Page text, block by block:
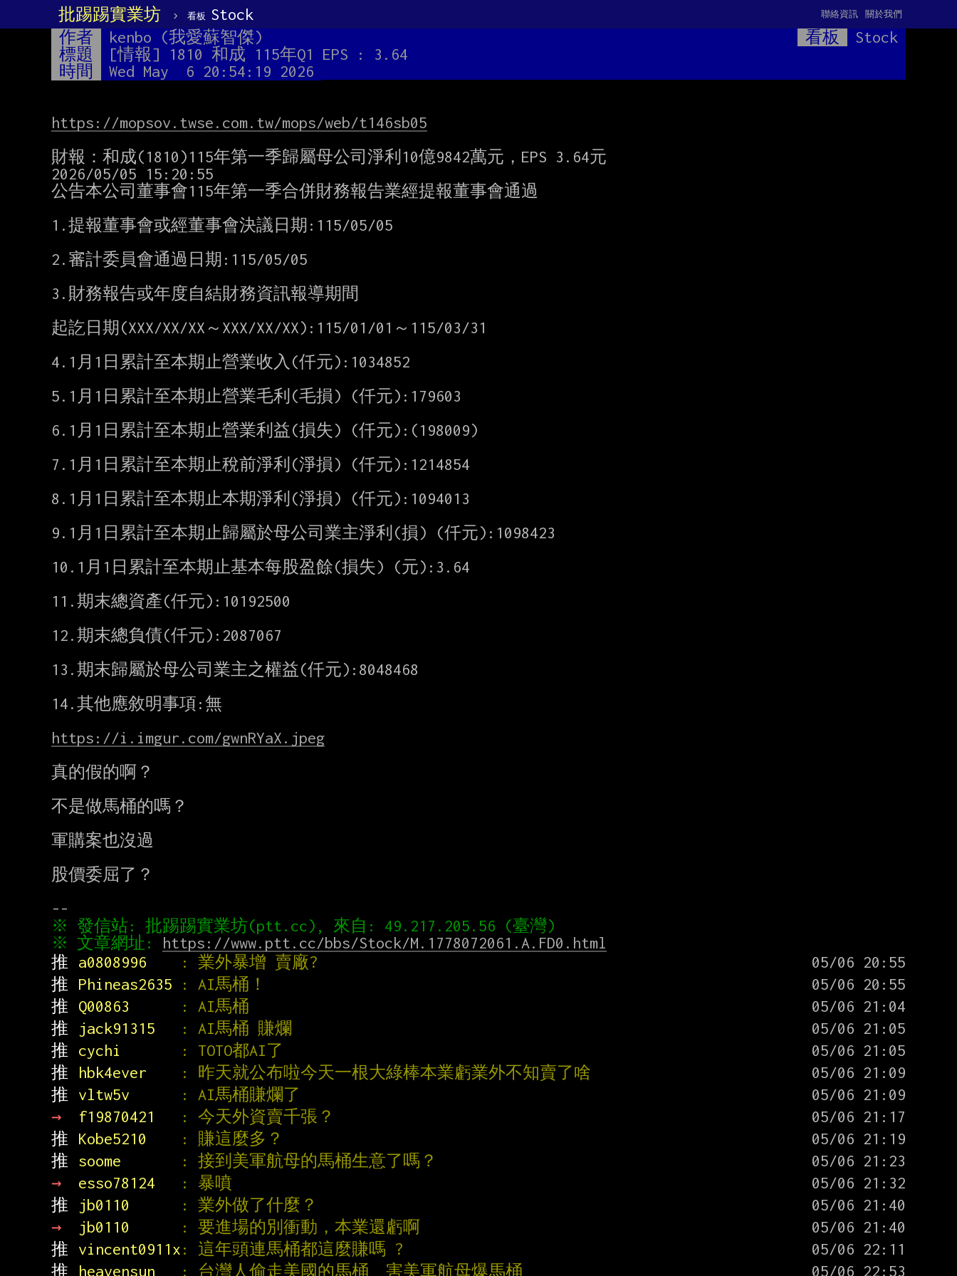
批踢踢實業坊 › 看板 Stock 關於我們
聯絡資訊
作者 kenbo (我愛蘇智傑) 看板
Stock
標題
[情報] 1810 和成 115年Q1 EPS : 3.64
時間
Wed May  6 20:54:19 2026
https://mopsov.twse.com.tw/mops/web/t146sb05
財報：和成(1810)115年第一季歸屬母公司淨利10億9842萬元，EPS 3.64元
2026/05/05 15:20:55
公告本公司董事會115年第一季合併財務報告業經提報董事會通過
1.提報董事會或經董事會決議日期:115/05/05
2.審計委員會通過日期:115/05/05
3.財務報告或年度自結財務資訊報導期間
起訖日期(XXX/XX/XX～XXX/XX/XX):115/01/01～115/03/31
4.1月1日累計至本期止營業收入(仟元):1034852
5.1月1日累計至本期止營業毛利(毛損) (仟元):179603
6.1月1日累計至本期止營業利益(損失) (仟元):(198009)
7.1月1日累計至本期止稅前淨利(淨損) (仟元):1214854
8.1月1日累計至本期止本期淨利(淨損) (仟元):1094013
9.1月1日累計至本期止歸屬於母公司業主淨利(損) (仟元):1098423
10.1月1日累計至本期止基本每股盈餘(損失) (元):3.64
11.期末總資產(仟元):10192500
12.期末總負債(仟元):2087067
13.期末歸屬於母公司業主之權益(仟元):8048468
14.其他應敘明事項:無
https://i.imgur.com/gwnRYaX.jpeg
真的假的啊？
不是做馬桶的嗎？
軍購案也沒過
股價委屈了？
※ 文章網址: https://www.ptt.cc/bbs/Stock/M.1778072061.A.FD0.html
推
a0808996 : 業外暴增 賣廠?
推
Phineas2635 : AI馬桶！
推
Q00863 : AI馬桶
推
jack91315 : AI馬桶 賺爛
推
cychi : TOTO都AI了
推
hbk4ever : 昨天就公布啦今天一根大綠棒本業虧業外不知賣了啥
推
vltw5v : AI馬桶賺爛了
→
f19870421 : 今天外資賣千張？
推
Kobe5210 : 賺這麼多？
推
soome : 接到美軍航母的馬桶生意了嗎？
→
esso78124 : 暴噴
推
jb0110 : 業外做了什麼？
→
jb0110 : 要進場的別衝動，本業還虧啊
推
vincent0911x: 這年頭連馬桶都這麼賺嗎 ?
推
heavensun : 台灣人偷走美國的馬桶  害美軍航母爆馬桶